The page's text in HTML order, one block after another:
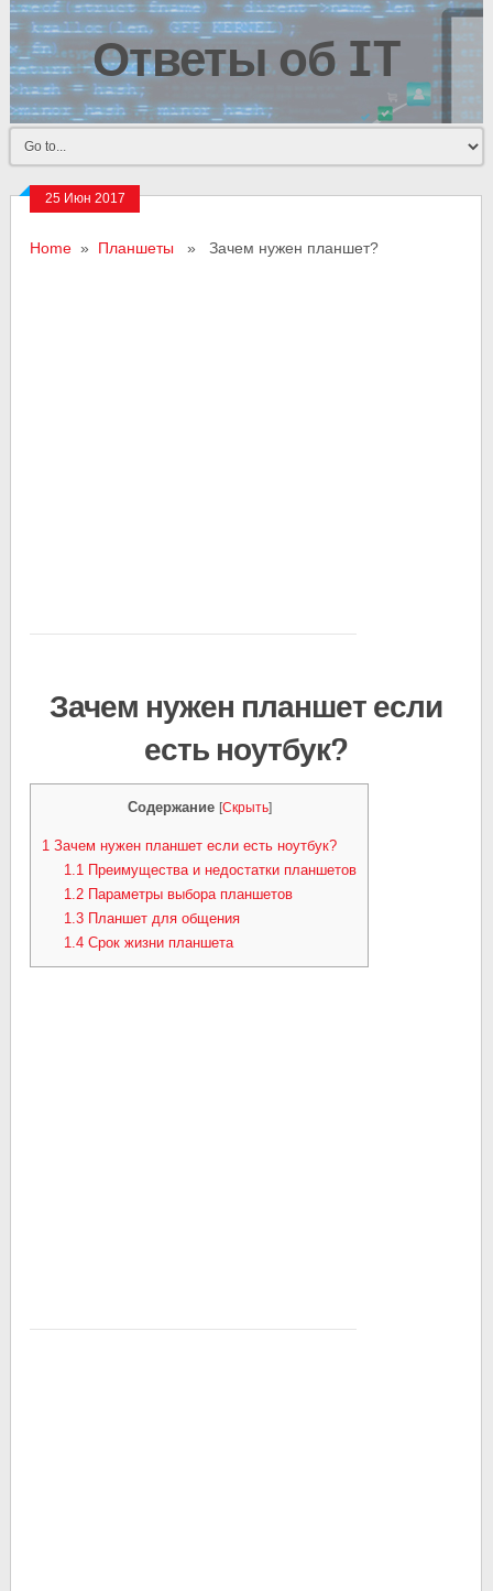
Ответы об IT
25 Июн 2017
Home » Планшеты » Зачем нужен планшет?
Зачем нужен планшет если
есть ноутбук?
Содержание [Скрыть]
1 Зачем нужен планшет если есть ноутбук?
1.1Преимущества и недостатки планшетов
1.2Параметры выбора планшетов
1.3Планшет для общения
1.4Срок жизни планшета